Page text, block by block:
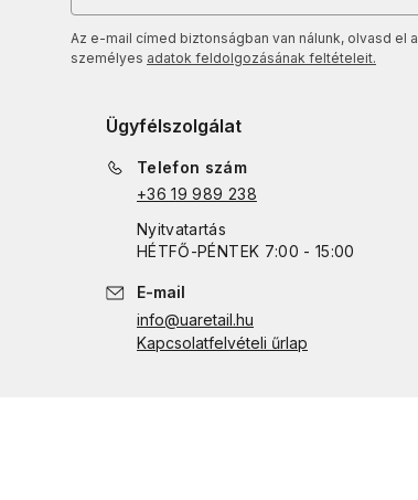
Az e-mail címed biztonságban van nálunk, olvasd el a
személyes adatok feldolgozásának feltételeit.
Ügyfélszolgálat
Telefon szám
+36 19 989 238
Nyitvatartás
HÉTFŐ-PÉNTEK 7:00 - 15:00
E-mail
info@uaretail.hu
Kapcsolatfelvételi űrlap